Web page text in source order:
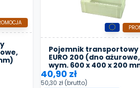
Pojemnik transportowy
EURO 200 (dno ażurowe,
wym. 600 x 400 x 200
40,90 zł
50,30 zł (brutto)